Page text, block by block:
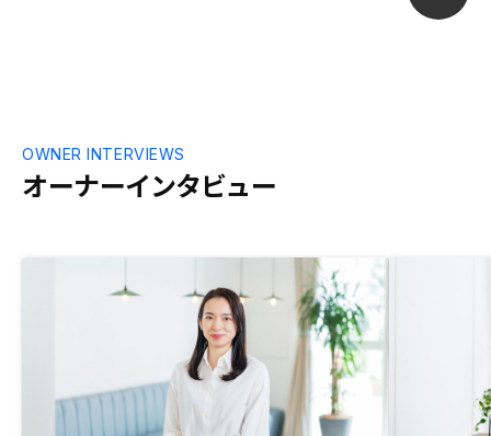
オーナーインタビュー
OWNER INTERVIEWS